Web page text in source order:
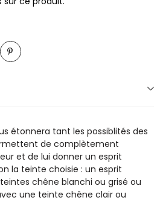
étonnera tant les possiblités des
de complètement
et de lui donner un esprit
la teinte choisie : un esprit
chêne blanchi ou grisé ou
une teinte chêne clair ou